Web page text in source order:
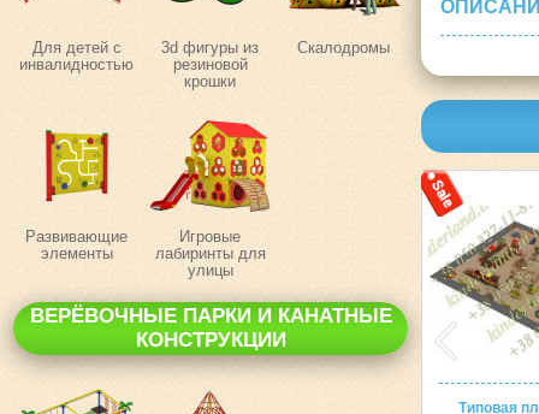
Для детей с
инвалидностью
3d фигуры из
резиновой
крошки
Скалодромы
Развивающие
элементы
Игровые
лабиринты для
улицы
ВЕРЁВОЧНЫЕ ПАРКИ И КАНАТНЫЕ
КОНСТРУКЦИИ
Типовая